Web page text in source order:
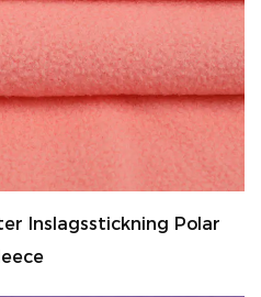
Inslagsstickning Polar